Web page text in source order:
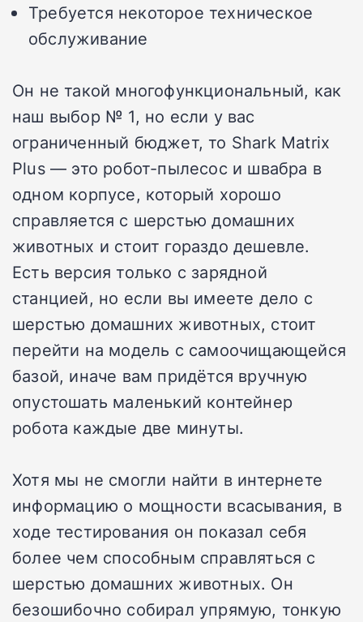
Требуется некоторое техническое
обслуживание
Он не такой многофункциональный, как
наш выбор № 1, но если у вас
ограниченный бюджет, то Shark Matrix
Plus — это робот-пылесос и швабра в
одном корпусе, который хорошо
справляется с шерстью домашних
животных и стоит гораздо дешевле.
Есть версия только с зарядной
станцией, но если вы имеете дело с
шерстью домашних животных, стоит
перейти на модель с самоочищающейся
базой, иначе вам придётся вручную
опустошать маленький контейнер
робота каждые две минуты.
Хотя мы не смогли найти в интернете
информацию о мощности всасывания, в
ходе тестирования он показал себя
более чем способным справляться с
шерстью домашних животных. Он
безошибочно собирал упрямую, тонкую